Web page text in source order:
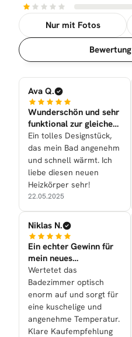
Nur mit Fotos
Sortierung
Ava Q.
Wunderschön und sehr
funktional zur gleichen
Zeit nun bei uns
Ein tolles Designstück,
das mein Bad angenehm
und schnell wärmt. Ich
liebe diesen neuen
Heizkörper sehr!
22.05.2025
Niklas N.
Ein echter Gewinn für
mein neues
Badezimmer
Wertetet das
Badezimmer optisch
enorm auf und sorgt für
eine kuschelige und
angenehme Temperatur.
Klare Kaufempfehlung